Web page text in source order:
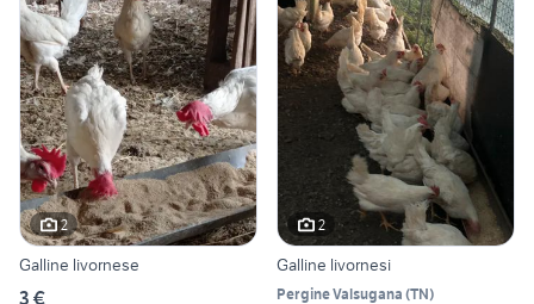
2
Galline livornese
3 €
2
Galline livornesi
Pergine Valsugana (TN)